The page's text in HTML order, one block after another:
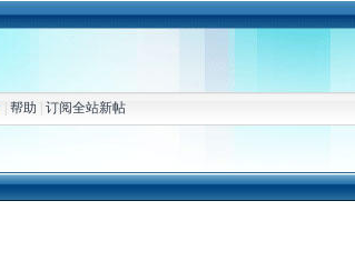
|帮助 |订阅全站新帖